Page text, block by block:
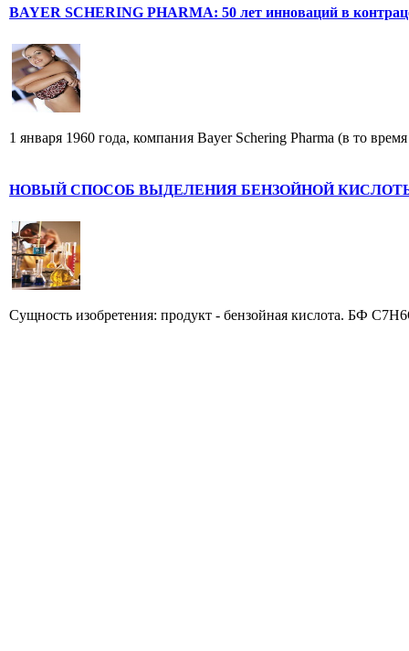
BAYER SCHERING PHARMA: 50 лет инноваций в
1 января 1960 года, компания Bayer Schering Pharma (в то
НОВЫЙ СПОСОБ ВЫДЕЛЕНИЯ БЕНЗОЙНОЙ
Сущность изобретения: продукт - бензойная кислота. БФ